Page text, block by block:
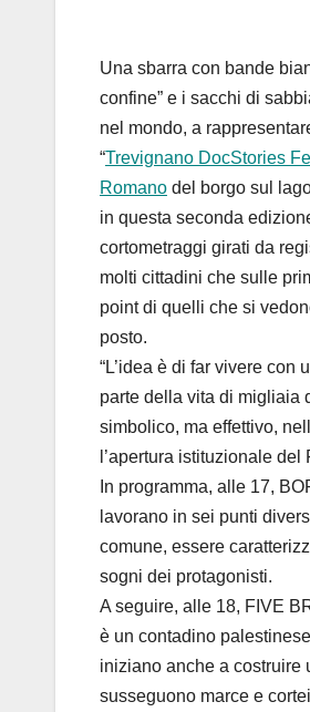
Una sbarra con bande
confine” e i sacchi di
nel mondo, a
“Trevignano DocStories
Romano del borgo sul
in questa seconda
cortometraggi girati da
molti cittadini che sulle
point di quelli che si
posto.
“L’idea è di far vivere
parte della vita di migliaia
simbolico, ma effettivo,
l’apertura istituzionale
In programma, alle 17,
lavorano in sei punti
comune, essere
sogni dei protagonisti.
A seguire, alle 18, FIVE
è un contadino
iniziano anche a costruire
susseguono marce e